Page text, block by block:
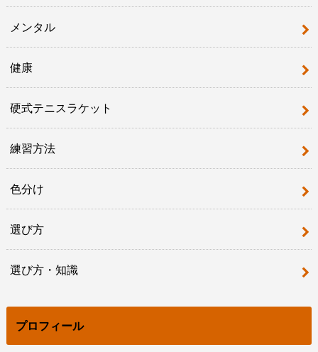
メンタル
健康
硬式テニスラケット
練習方法
色分け
選び方
選び方・知識
プロフィール